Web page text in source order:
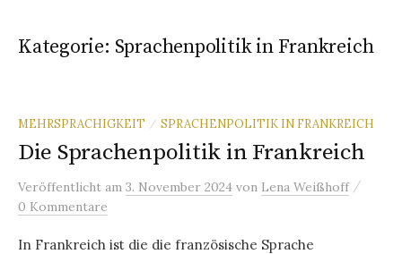
Kategorie: Sprachenpolitik in Frankreich
MEHRSPRACHIGKEIT / SPRACHENPOLITIK IN FRANKREICH
Die Sprachenpolitik in Frankreich
Veröffentlicht am 3. November 2024 von Lena Weißhoff /
0 Kommentare
In Frankreich ist die die französische Sprache